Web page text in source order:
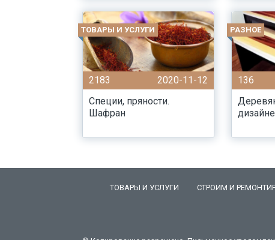
ТОВАРЫ И УСЛУГИ
2183
2020-11-12
Специи, пряности.
Шафран
РАЗНОЕ
136
дизайне
ТОВАРЫ И УСЛУГИ СТРОИМ И